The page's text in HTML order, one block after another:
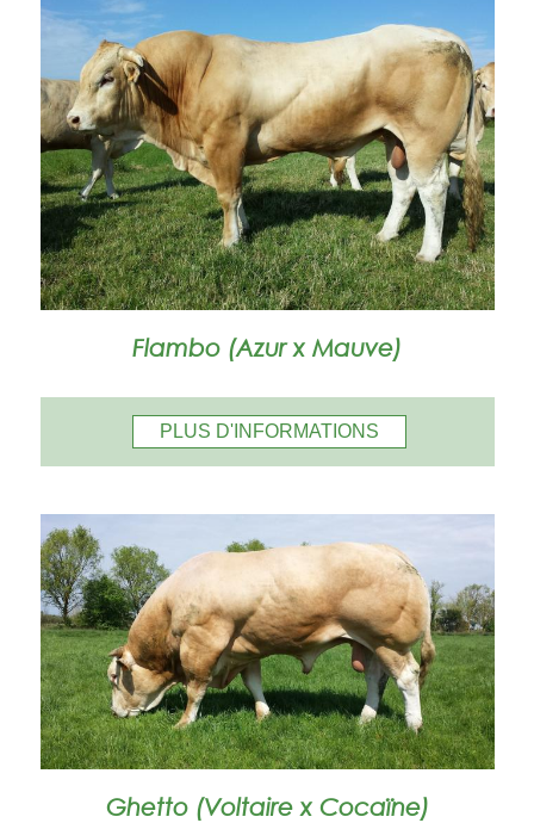
Flambo (Azur x Mauve)
PLUS D'INFORMATIONS
Ghetto (Voltaire x Cocaïne)